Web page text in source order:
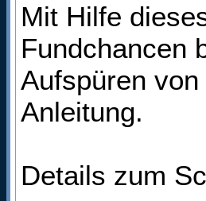
Mit Hilfe
Fundchancen
Aufspüren
Anleitung.
Details zum